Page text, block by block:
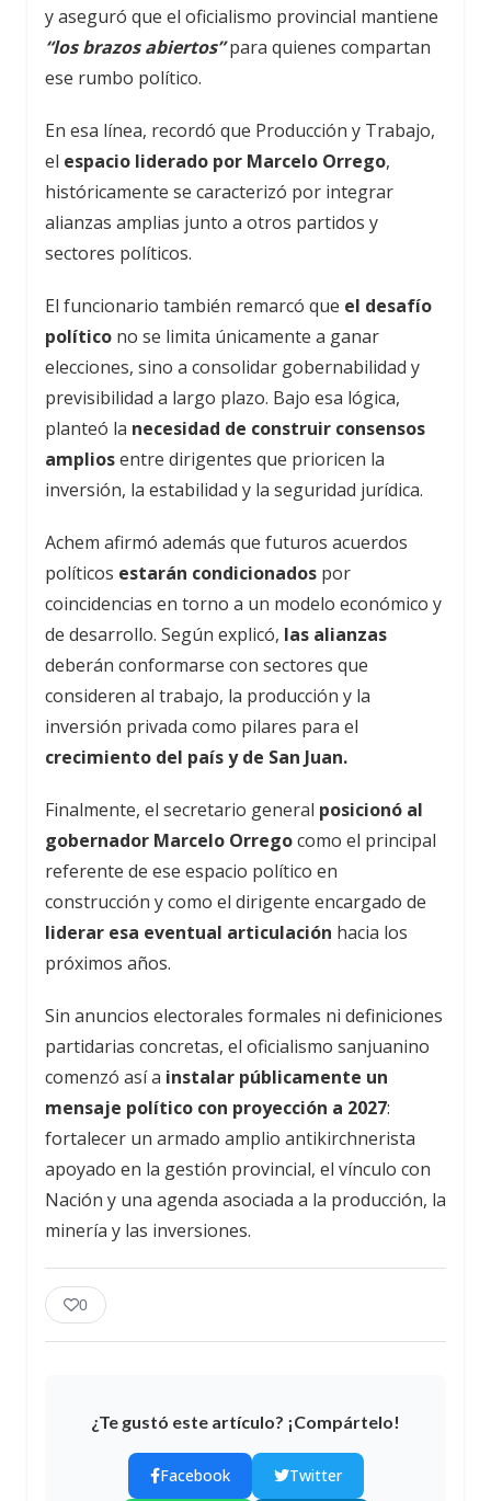
y aseguró que el oficialismo provincial mantiene
“los brazos abiertos”para quienes compartan
ese rumbo político.
En esa línea, recordó que Producción y Trabajo,
el espacio liderado por Marcelo Orrego,
históricamente se caracterizó por integrar
alianzas amplias junto a otros partidos y
sectores políticos.
El funcionario también remarcó que el desafío
político no se limita únicamente a ganar
elecciones, sino a consolidar gobernabilidad y
previsibilidad a largo plazo. Bajo esa lógica,
planteó la necesidad de construir consensos
ampliosentre dirigentes que prioricen la
inversión, la estabilidad y la seguridad jurídica.
Achem afirmó además que futuros acuerdos
políticos estarán condicionados por
coincidencias en torno a un modelo económico y
de desarrollo. Según explicó, las alianzas
deberán conformarse con sectores que
consideren al trabajo, la producción y la
inversión privada como pilares para el
crecimiento del país y de San Juan.
Finalmente, el secretario general posicionó al
gobernador Marcelo Orregocomo el principal
referente de ese espacio político en
construcción y como el dirigente encargado de
liderar esa eventual articulación hacia los
próximos años.
Sin anuncios electorales formales ni definiciones
partidarias concretas, el oficialismo sanjuanino
comenzó así a instalar públicamente un
mensaje político con proyección a 2027:
fortalecer un armado amplio antikirchnerista
apoyado en la gestión provincial, el vínculo con
Nación y una agenda asociada a la producción, la
minería y las inversiones.
0
¿Te gustó este artículo? ¡Compártelo!
Facebook Twitter